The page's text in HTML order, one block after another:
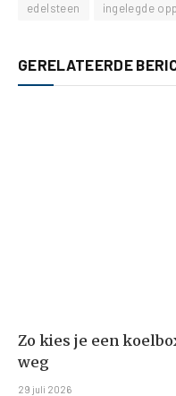
edelsteen ingelegde
GERELATEERDE
Zo kies je een
weg
29 juli 2026